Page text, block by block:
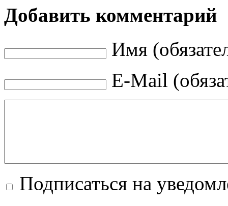
Добавить комментарий
Имя
E-Mail
Подписаться на